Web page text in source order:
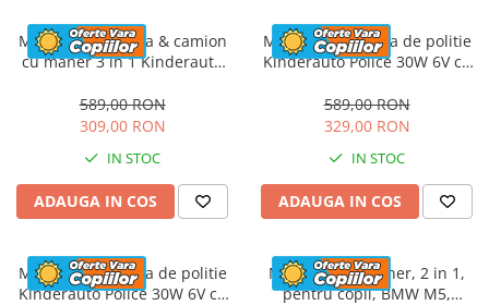
Masinuta electrica & camion
cu maner 3 in 1 Kinderauto
tapitat, music player
589,00 RON
309,00 RON
IN STOC
ADAUGA IN COS
Masinuta electrica de politie
Kinderauto Police 30W 6V cu
bluetooth, culoare Alb
589,00 RON
329,00 RON
IN STOC
ADAUGA IN COS
Masinuta electrica de politie
Kinderauto Police 30W 6V cu
Masinuta cu maner, 2 in 1,
pentru copii, BMW M5,